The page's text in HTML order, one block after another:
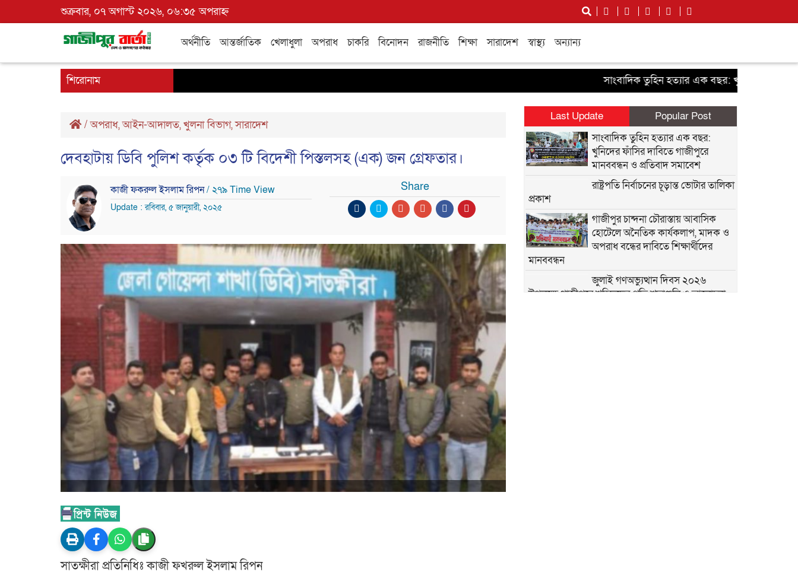
শুক্রবার, ০৭ অগাস্ট ২০২৬, ০৬:৩৫ অপরাহ্ন
অর্থনীতি আন্তর্জাতিক খেলাধুলা অপরাধ চাকরি বিনোদন রাজনীতি শিক্ষা সারাদেশ স্বাস্থ্য অন্যান্য
শিরোনাম সাংবাদিক তুহিন হত্যার এক বছর: খুনিদের ফাঁসির
/অপরাধ,আইন-আদালত,খুলনা বিভাগ,সারাদেশ
দেবহাটায় ডিবি পুলিশ কর্তৃক ০৩ টি বিদেশী পিস্তলসহ (এক) জন গ্রেফতার।
কাজী ফকরুল ইসলাম রিপন/ ২৭৯ Time View
Update : রবিবার, ৫ জানুয়ারী, ২০২৫
Share
সাতক্ষীরা প্রতিনিধিঃ কাজী ফখরুল ইসলাম রিপন
Last Update
Popular Post
সাংবাদিক তুহিন হত্যার এক বছর:
খুনিদের ফাঁসির দাবিতে গাজীপুরে
মানববন্ধন ও প্রতিবাদ সমাবেশ
রাষ্ট্রপতি নির্বাচনের চূড়ান্ত ভোটার তালিকা
প্রকাশ
গাজীপুর চান্দনা চৌরাস্তায় আবাসিক
হোটেলে অনৈতিক কার্যকলাপ, মাদক ও
অপরাধ বন্ধের দাবিতে শিক্ষার্থীদের
মানববন্ধন
জুলাই গণঅভ্যুত্থান দিবস ২০২৬
উপলক্ষে গাজীপুরে শহিদদের প্রতি শ্রদ্ধাঞ্জলি ও আলোচনা